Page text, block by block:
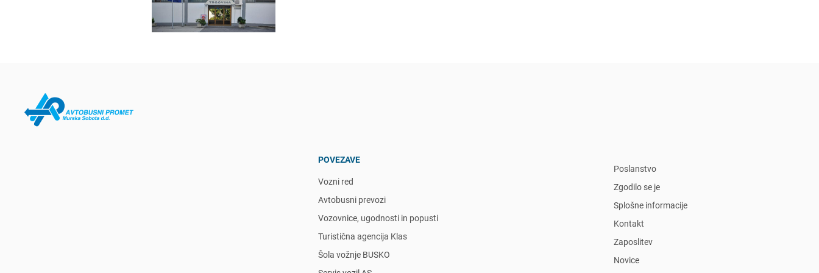
POVEZAVE
Vozni red
Avtobusni prevozi
Vozovnice, ugodnosti in popusti
Turistična agencija Klas
Šola vožnje BUSKO
Poslanstvo
Zgodilo se je
Splošne informacije
Kontakt
Zaposlitev
Novice